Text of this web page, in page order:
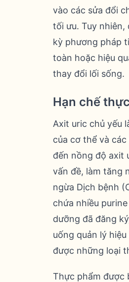
vào các sửa đổi
tối ưu. Tuy
kỳ phương pháp
toàn hoặc hiệu
thay đổi lối sống.
Hạn chế
Axit uric chủ yếu
của cơ thể và
đến nồng độ axit
vấn đề, làm tăng
ngừa Dịch bệnh
chứa nhiều
dưỡng đã đăng
uống quản lý
được những loại
Thực phẩm được